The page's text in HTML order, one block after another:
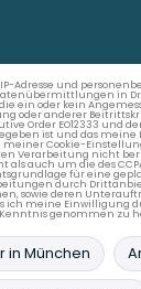
und
Datenübermittlungen
oder kein
oder anderer
Order EO12333 und
ist und das
Cookie-
Verarbeitung nicht
auch um die des
für eine
durch
sowie deren
meine Einwilligung
genommen zu
in München